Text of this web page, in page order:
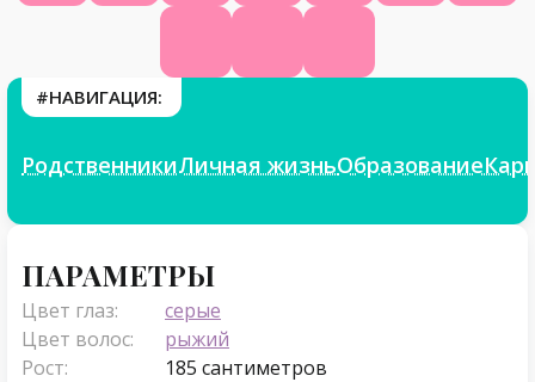
#НАВИГАЦИЯ:
РодственникиЛичная жизньОбразование
ПАРАМЕТРЫ
Цвет глаз:
серые
Цвет волос:
рыжий
Рост:
185 сантиметров